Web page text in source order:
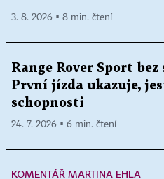
3. 8. 2026 ▪ 8 min. čtení
Range Rover Sport
První jízda ukazuje,
schopnosti
24. 7. 2026 ▪ 6 min. čtení
KOMENTÁŘ MARTINA EHLA